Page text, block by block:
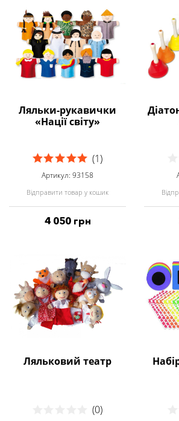
Ляльки-рукавички
«Нації світу»
(1)
Артикул: 93158
Відправити товар у кошик
4 050 грн
Ляльковий театр
(0)